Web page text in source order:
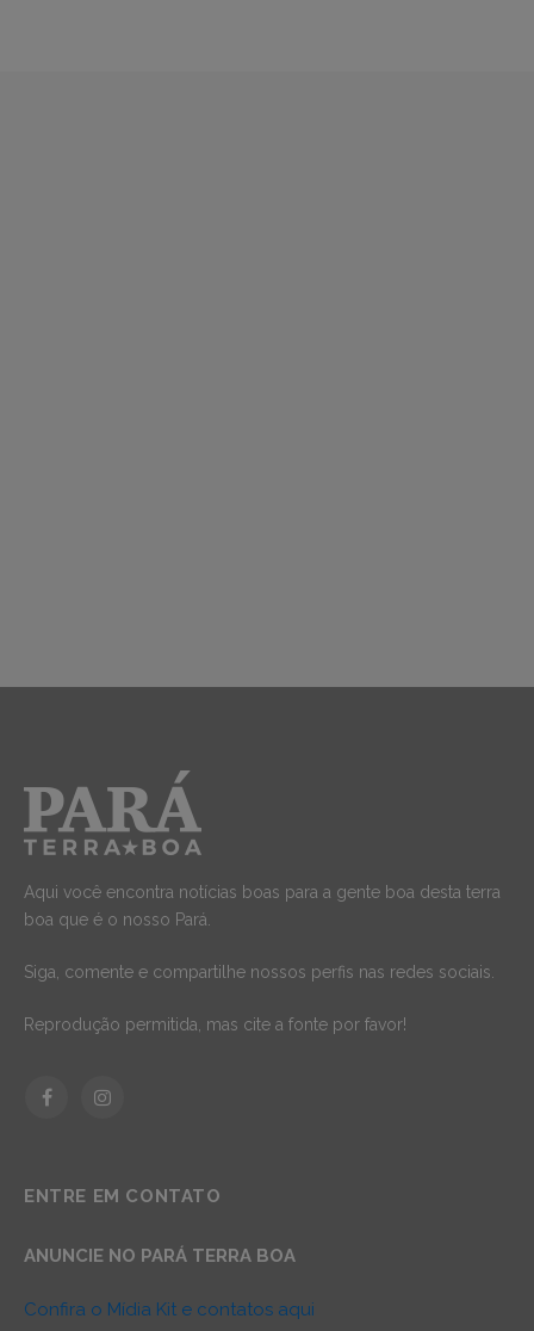
Aqui você encontra notícias boas para a gente boa desta terra
boa que é o nosso Pará.
Siga, comente e compartilhe nossos perfis nas redes sociais.
Reprodução permitida, mas cite a fonte por favor!
FacebookInstagram
ENTRE EM CONTATO
ANUNCIE NO PARÁ TERRA BOA
Confira o Mídia Kit e contatos aqui